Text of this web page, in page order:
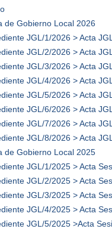
de Gobierno Local 2026
JGL/1/2026 > Acta
JGL/2/2026 > Acta
JGL/3/2026 > Acta
JGL/4/2026 > Acta
JGL/5/2026 > Acta
JGL/6/2026 > Acta
JGL/7/2026 > Acta
JGL/8/2026 > Acta
de Gobierno Local 2025
JGL/1/2025 > Acta
JGL/2/2025 > Acta
JGL/3/2025 > Acta
JGL/4/2025 > Acta
JGL/5/2025 >Acta